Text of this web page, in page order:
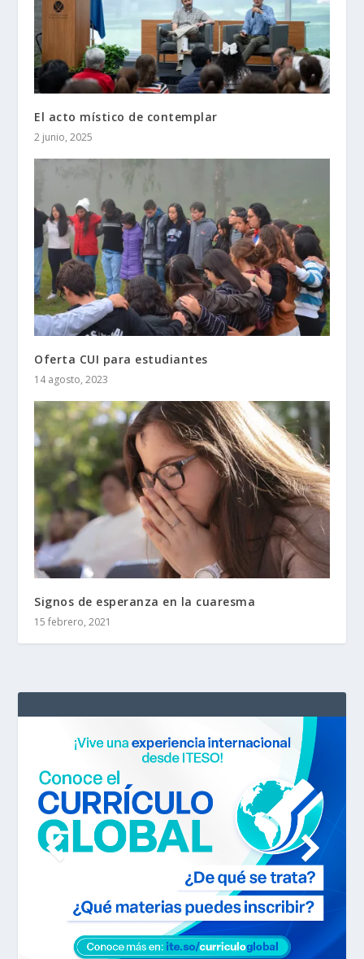
El acto místico de contemplar
2 junio, 2025
Oferta CUI para estudiantes
14 agosto, 2023
Signos de esperanza en la cuaresma
15 febrero, 2021